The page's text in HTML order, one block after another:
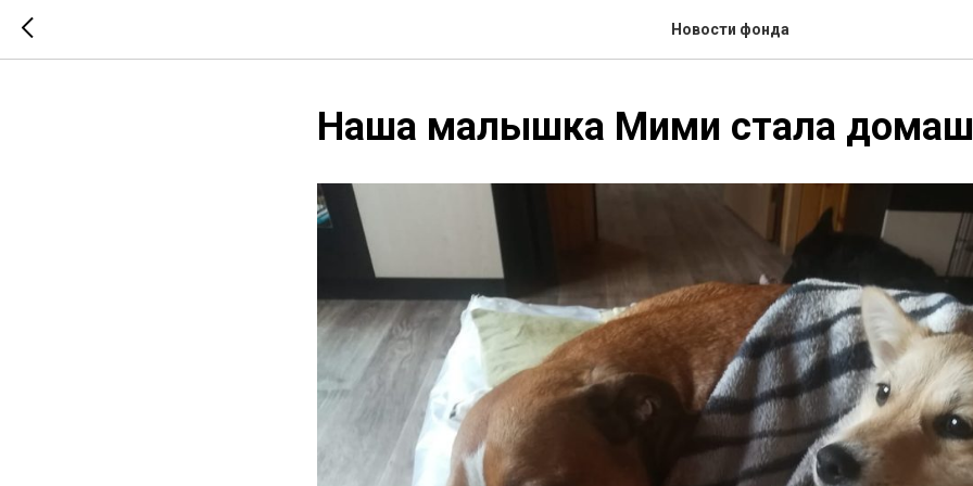
Новости фонда
Наша малышка Мими стала